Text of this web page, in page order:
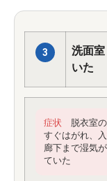
3
洗面
いた
症状 脱衣室
すぐはがれ、
廊下まで湿気
ていた